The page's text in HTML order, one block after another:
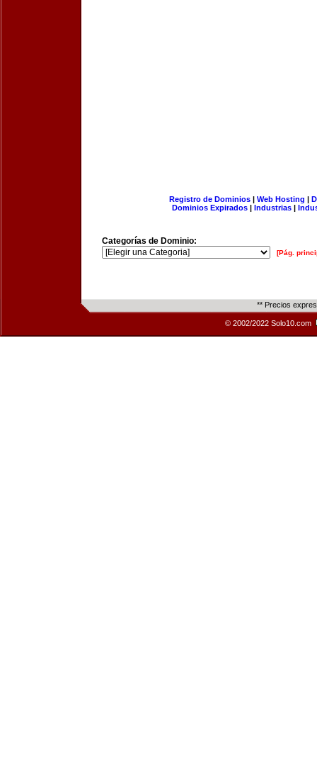
Registro de Dominios| Web Hosting |
Dominios Expirados | Industrias |
Categorías de Dominio:
[Pág.
** Precios
© 2002/2022 Solo10.com